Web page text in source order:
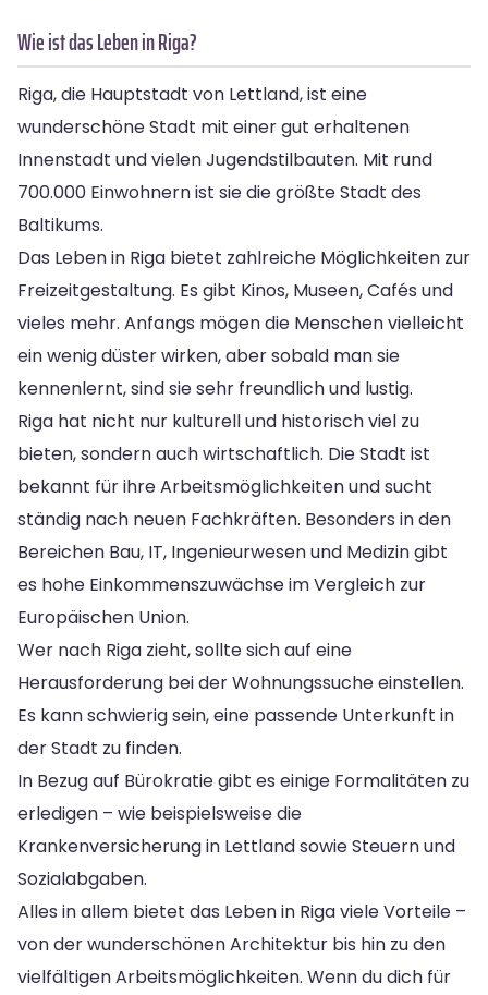
Wie ist das Leben in Riga?
Riga, die Hauptstadt von Lettland, ist eine
wunderschöne Stadt mit einer gut erhaltenen
Innenstadt und vielen Jugendstilbauten. Mit rund
700.000 Einwohnern ist sie die größte Stadt des
Baltikums.
Das Leben in Riga bietet zahlreiche Möglichkeiten zur
Freizeitgestaltung. Es gibt Kinos, Museen, Cafés und
vieles mehr. Anfangs mögen die Menschen vielleicht
ein wenig düster wirken, aber sobald man sie
kennenlernt, sind sie sehr freundlich und lustig.
Riga hat nicht nur kulturell und historisch viel zu
bieten, sondern auch wirtschaftlich. Die Stadt ist
bekannt für ihre Arbeitsmöglichkeiten und sucht
ständig nach neuen Fachkräften. Besonders in den
Bereichen Bau, IT, Ingenieurwesen und Medizin gibt
es hohe Einkommenszuwächse im Vergleich zur
Europäischen Union.
Wer nach Riga zieht, sollte sich auf eine
Herausforderung bei der Wohnungssuche einstellen.
Es kann schwierig sein, eine passende Unterkunft in
der Stadt zu finden.
In Bezug auf Bürokratie gibt es einige Formalitäten zu
erledigen – wie beispielsweise die
Krankenversicherung in Lettland sowie Steuern und
Sozialabgaben.
Alles in allem bietet das Leben in Riga viele Vorteile –
von der wunderschönen Architektur bis hin zu den
vielfältigen Arbeitsmöglichkeiten. Wenn du dich für